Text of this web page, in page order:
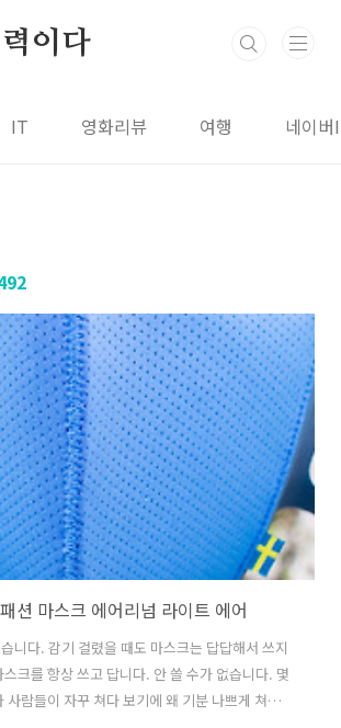
이다
IT 영화리뷰 여행 네이
션 마스크 에어리넘 라이트 에어
니다. 감기 걸렸을 때도 마스크는 답답해서 쓰지
크를 항상 쓰고 답니다. 안 쓸 수가 없습니다. 몇
사람들이 자꾸 쳐다 보기에 왜 기분 나쁘게 쳐다